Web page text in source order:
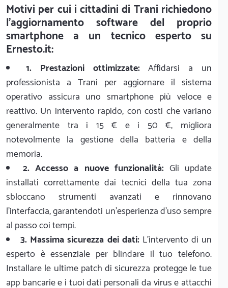
Motivi per cui i cittadini di Trani richiedono
l'aggiornamento software del proprio
smartphone a un tecnico esperto su
Ernesto.it:
1. Prestazioni ottimizzate:Affidarsi a un
professionista a Trani per aggiornare il sistema
operativo assicura uno smartphone più veloce e
reattivo. Un intervento rapido, con costi che variano
generalmente tra i 15 € e i 50 €, migliora
notevolmente la gestione della batteria e della
memoria.
2. Accesso a nuove funzionalità:Gli update
installati correttamente dai tecnici della tua zona
sbloccano strumenti avanzati e rinnovano
l'interfaccia, garantendoti un'esperienza d'uso sempre
al passo coi tempi.
3. Massima sicurezza dei dati:L'intervento di un
esperto è essenziale per blindare il tuo telefono.
Installare le ultime patch di sicurezza protegge le tue
app bancarie e i tuoi dati personali da virus e attacchi